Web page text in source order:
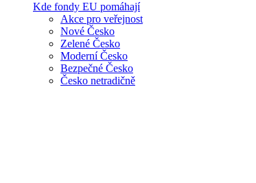
Kde fondy EU pomáhají
Akce pro veřejnost
Nové Česko
Zelené Česko
Moderní Česko
Bezpečné Česko
Česko netradičně